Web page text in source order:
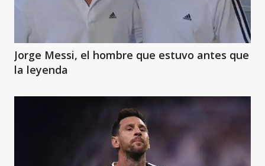
Jorge Messi, el hombre que estuvo antes que
la leyenda